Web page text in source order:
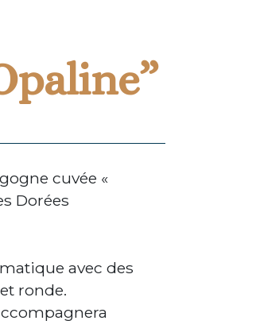
cuvée «
Dorées
avec des
ronde.